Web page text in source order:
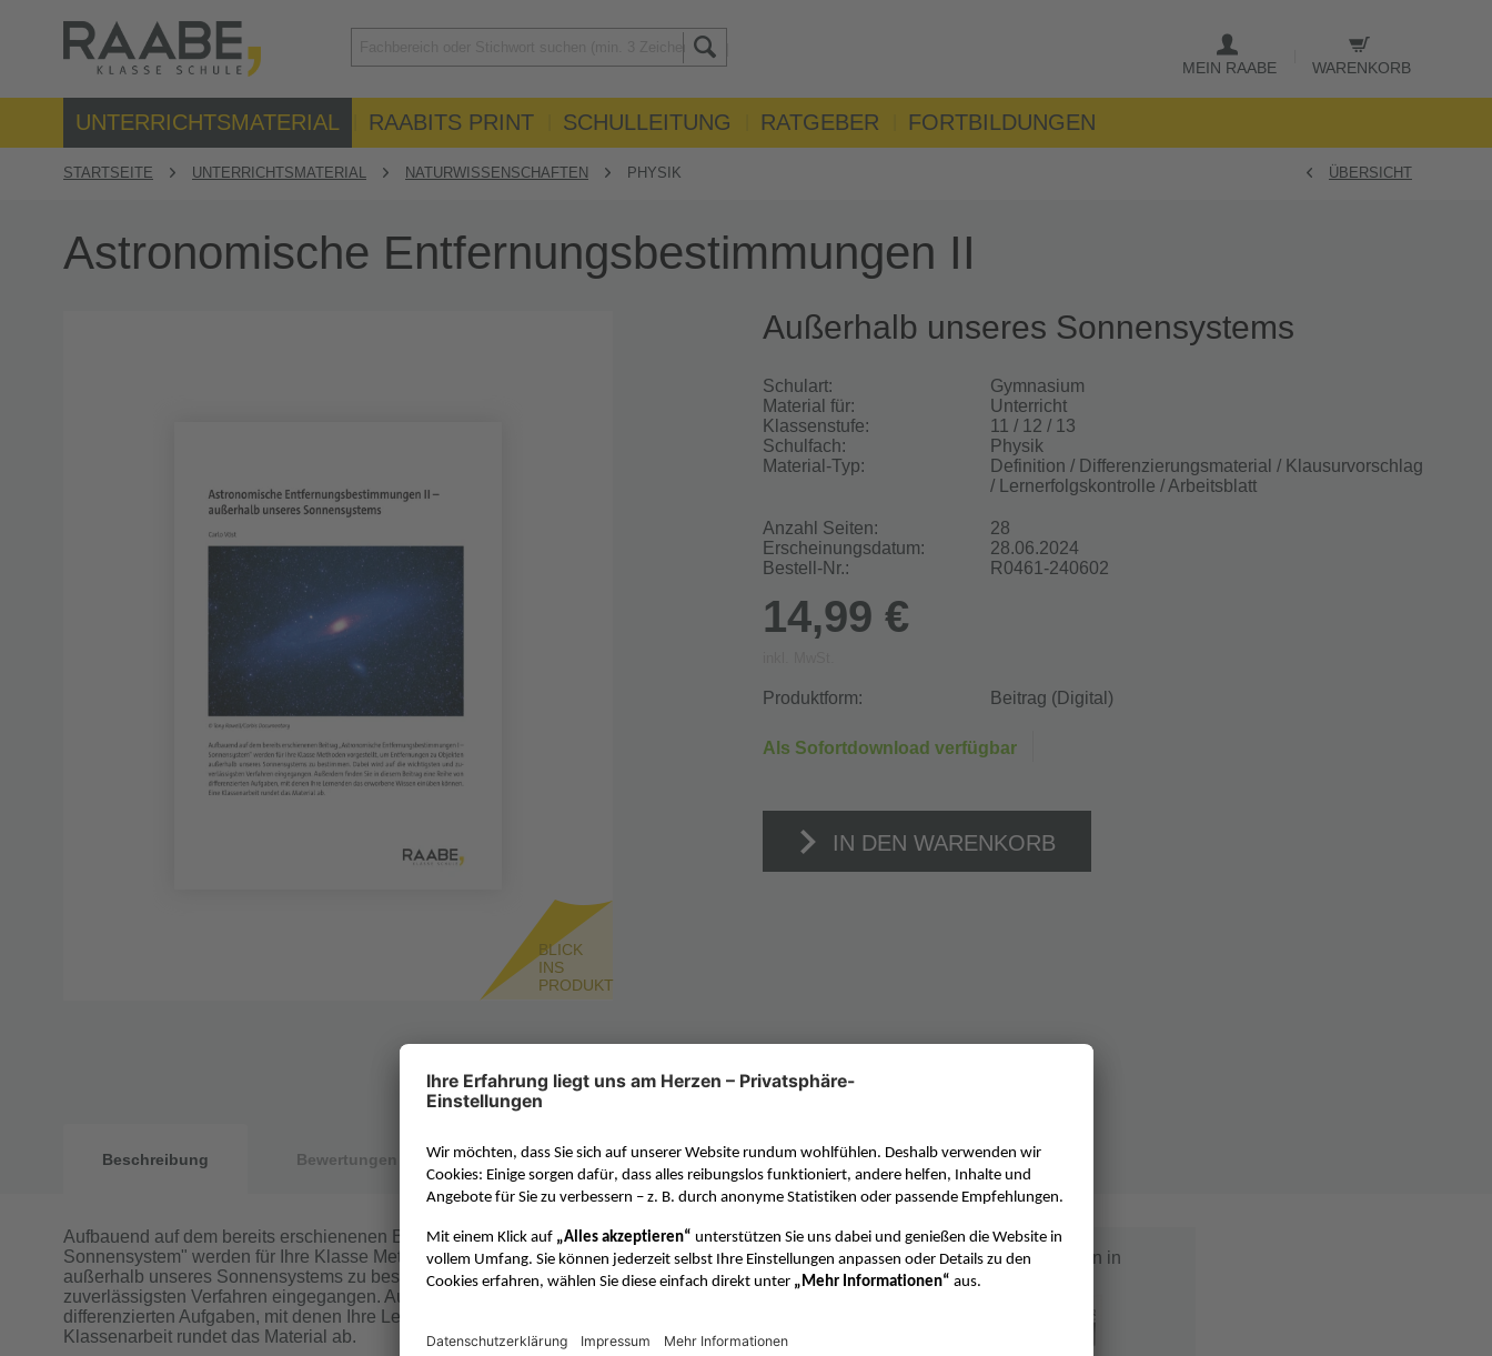
MEIN RAABE WARENKORB
UNTERRICHTSMATERIAL RAABITS PRINT SCHULLEITUNG RATGEBER FORTBILDUNGEN
STARTSEITE UNTERRICHTSMATERIAL NATURWISSENSCHAFTEN PHYSIK ÜBERSICHT
Astronomische Entfernungsbestimmungen II
BLICK
INS
PRODUKT
Außerhalb unseres Sonnensystems
Schulart:
Gymnasium
Material für:
Unterricht
Klassenstufe:
11 / 12 / 13
Schulfach:
Physik
Material-Typ:
Definition / Differenzierungsmaterial / Klausurvorschlag
/ Lernerfolgskontrolle / Arbeitsblatt
Anzahl Seiten:
28
Erscheinungsdatum:
28.06.2024
Bestell-Nr.:
R0461-240602
14,99 €
Produktform: Beitrag (Digital)
Als Sofortdownload verfügbar
IN DEN WARENKORB
Beschreibung Bewertungen
Aufbauend auf dem bereits erschienenen Beitrag "Astronomische Entfernungsbestimmungen I –
Sonnensystem" werden für Ihre Klasse Methoden vorgestellt, um Entfernungen zu Objekten
außerhalb unseres Sonnensystems zu bestimmen. Dabei wird auf die wichtigsten und
zuverlässigsten Verfahren eingegangen. Außerdem finden Sie in diesem Beitrag eine Reihe von
differenzierten Aufgaben, mit denen Ihre Lernenden das erworbene Wissen einüben können. Eine
Klassenarbeit rundet das Material ab.
Beitrag erschienen in